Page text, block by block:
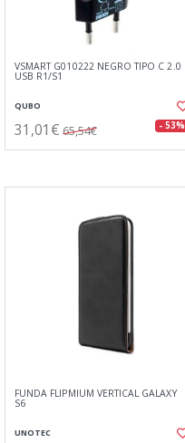
VSMART G010222 NEGRO TIPO C 2.0
USB R1/S1
QUBO
31,01€ 65,54€ - 53%
FUNDA FLIPMIUM VERTICAL GALAXY
S6
UNOTEC